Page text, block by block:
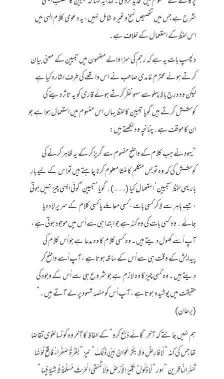
شرح ہے جس میں تخصیص نسخ وغیرہ شامل نہیں، یہ دعوی کلام الہی میں
اس لفظ کے استعمال کے خلاف ہے۔
دلچسپ بات یہ ہے کہ رجم کی سزا والے مضمون میں تبیین کے معنی بیان
کرتے ہوئے محترم غامدی صاحب نے اس واقعے کی طرف اشارہ کیا ہے
لیکن وہ درج بالا پہلو سے سہو نظر کرتے ہوئے قاری کو یہ تاثر دینے کی
کوشش کرتے ہیں گویا تبیین کا لفظ یہاں اس مفہوم میں استعمال ہوا ہے جو
ان کا موقف ہے۔ چنانچہ وہ لکھتے ہیں:
“یہود نے جب کلام کے واضح مفہوم سے گریز کر کے یہ ظاہر کرنے کی
کوشش کی کہ وہ تو بس متکلم کا منشا معلوم کرنا چاہتے ہیں تو اِس کے لیے بار
بار یہی لفظ ’تبیین‘ استعمال کیا (۔۔۔)۔ گویا ’تبیین‘ کوئی ایسی چیز نہیں ہوتی
، جسے باہر سے لا کر کسی بات ، کسی معاملے یا کسی کلام کے سر پر لا د دیا
جائے ۔ وہ کسی بات کی وہ کنہ ہے جو ابتدا ہی سے اُس میں موجود ہوتی ہے ،
آپ اُسے کھول دیتے ہیں ۔ وہ کسی کلام کا وہ مدعا ہے جو اُس کلام کی
پیدایش کے وقت ہی سے اُس کے ساتھ ہوتا ہے ، آپ اُسے واضح کر
دیتے ہیں ۔ وہ کسی چیز کا وہ لازم ہے جو شروع ہی سے اُس کے وجود کی
حقیقت میں پوشیدہ ہوتا ہے ، آپ اُس کو منصۂ شہود پر لے آتے ہیں ۔”
(برھان)
ہم نہیں جانتے کہ آخر “گائے ذبح کرو” کے الفاظ کا آخر وہ کونسا لغوی تقاضا
تھا جس کی کنہ ” لَّا فَارِضٌ وَلَا بِكْرٌ عَوَانٌ بَيْنَ ذَٰلِكَ” نیز ” بَقَرَةٌ صَفْرَاءُ فَاقِعٌ لَّوْنُهَا
تَسُرُّ النَّاظِرِينَ ” اور ” لَّا ذَلُولٌ تُثِيرُ الْأَرْضَ وَلَا تَسْقِي الْحَرْثَ مُسَلَّمَةٌ لَّا شِيَةَ فِيهَا ”